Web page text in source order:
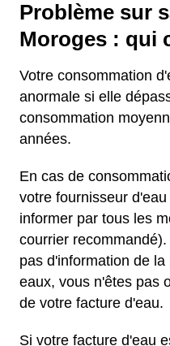
Problème sur
Moroges : qui
Votre consommation
anormale si elle
consommation
années.
En cas de
votre fournisseur
informer par tous les
courrier
pas d'information de
eaux, vous n'êtes pas
de votre facture d'eau.
Si votre facture d'eau